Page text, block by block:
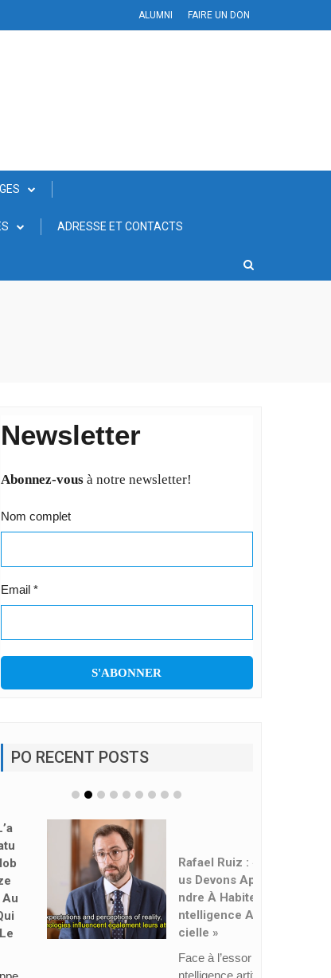
ALUMNI FAIRE UN DON
ADRESSE ET CONTACTS
Newsletter
Abonnez-vousà notre newsletter!
Nom complet
Email *
PO RECENT POSTS
Ndre À Habiter L’i
Ntelligence Artifi
Cielle »
Face à l’essor de l’i
ntelligence artificiell